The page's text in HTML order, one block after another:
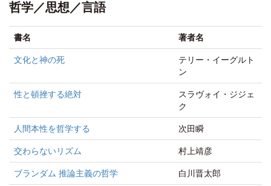
哲学／思想／言語
書名 著者名
文化と神の死
テリー・イーグルト
ン
性と頓挫する絶対
スラヴォイ・ジジェ
ク
人間本性を哲学する 次田瞬
交わらないリズム 村上靖彦
ブランダム 推論主義の哲学 白川晋太郎